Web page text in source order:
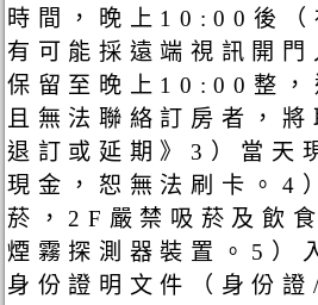
時間，晚上10:00後（
有可能採遠端視訊開
保留至晚上10:00整，
且無法聯絡訂房者，
退訂或延期》3）當天
現金，恕無法刷卡。4
菸，2F嚴禁吸菸及飲
煙霧探測器裝置。5）
身份證明文件（身份